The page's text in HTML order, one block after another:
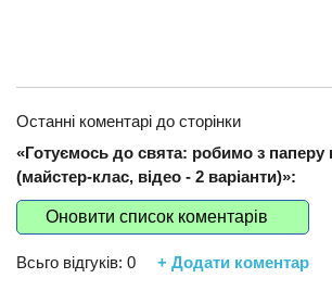
Останні коментарі до сторінки
«Готуємось до свята: робимо з паперу
(майстер-клас, відео - 2 варіанти)»:
Оновити список коментарів
Всьго відгуків: 0 + Додати коментар